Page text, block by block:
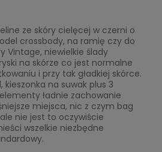
ze skóry cielęcej w czerni o
crossbody, na ramię czy do
Vintage, niewielkie ślady
na skórze co jest normalne
i przy tak gładkiej skórce.
kieszonka na suwak plus 3
ładnie zachowanie
miejsca, nic z czym bag
nie jest to oczywiście
wszelkie niezbędne